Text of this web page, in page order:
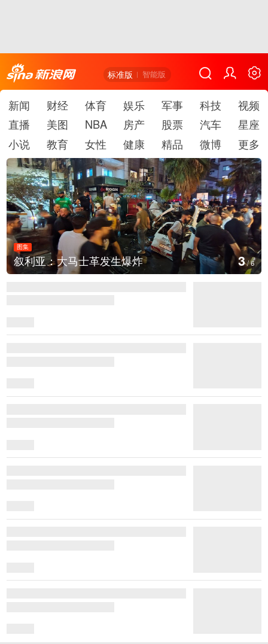
标准版 智能版
新闻 财经 体育 娱乐 军事 科技
视频
直播
美图 NBA 房产 股票 汽车
星座
小说
教育 女性 健康 精品 微博 更多
云南弥勒：欢庆火把节 4/6